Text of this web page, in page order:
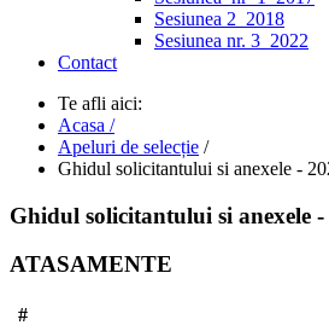
Sesiunea 2_2018
Sesiunea nr. 3_2022
Contact
Te afli aici:
Acasa /
Apeluri de selecție /
Ghidul solicitantului si anexele -
Ghidul solicitantului si anexele -
ATASAMENTE
#